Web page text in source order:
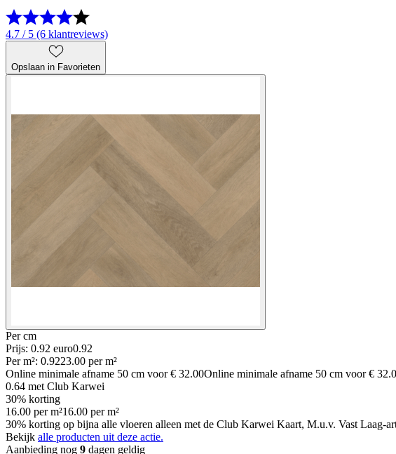
4.7 / 5 (6 klantreviews)
Opslaan in Favorieten
Per cm
Prijs: 0.92 euro0.92
Per m²: 0.9223.00 per m²
Online minimale afname 50 cm voor€ 32.00Online minimale afname 50 cm voor€
0.64 met Club Karwei
30% korting
16.00 per m²16.00 per m²
30% korting op bijna alle vloeren alleen met de Club Karwei Kaart, M.u.v. Vast Laag-
Bekijk alle producten uit deze actie.
Aanbieding nog 9 dagen geldig